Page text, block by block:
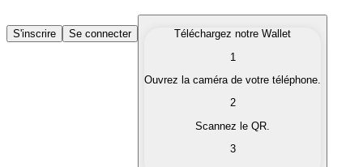
Acheter des Cryptomonnaies
Achetez les cryptomonnaies qui vous intéressent
Convertissez vos cryptomonnaies en monnaie
S'inscrire Se connecter
Téléchargez notre Wallet
1
Ouvrez la caméra de votre téléphone.
2
Scannez le QR.
3